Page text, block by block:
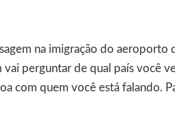
na imigração do aeroporto
perguntar de qual país você
com quem você está falando.